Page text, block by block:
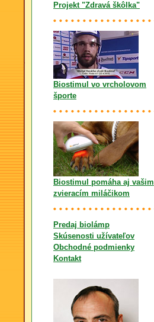
Projekt "Zdravá škôlka"
Biostimul vo vrcholovom
športe
Biostimul pomáha aj vašim
zvieracím miláčikom
Predaj biolámp
Skúsenosti užívateľov
Obchodné podmienky
Kontakt